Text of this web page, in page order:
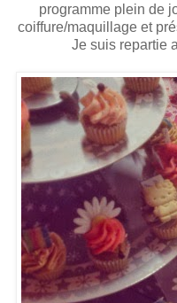
programme plein de
coiffure/maquillage et
Je suis repartie